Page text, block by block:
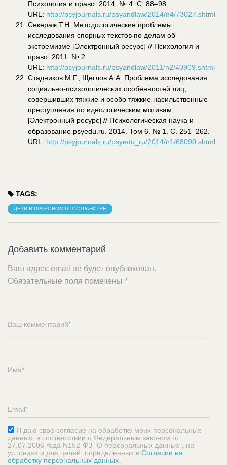
Психология и право. 2014. № 4. С. 88–98.
URL: http://psyjournals.ru/psyandlaw/2014/n4/73027.shtml
Секераж Т.Н. Методологические проблемы
исследования спорных текстов по делам об
экстремизме [Электронный ресурс] // Психология и
право. 2011. № 2.
URL: http://psyjournals.ru/psyandlaw/2011/n2/40909.shtml
Стадников М.Г., Щеглов А.А. Проблема исследования
социально-психологических особенностей лиц,
совершивших тяжкие и особо тяжкие насильственные
преступления по идеологическим мотивам
[Электронный ресурс] // Психологическая наука и
образование psyedu.ru. 2014. Том 6. № 1. С. 251–262.
URL: http://psyjournals.ru/psyedu_ru/2014/n1/68090.shtml
TAGS:
ДЕТИ В ПРАВОВОМ ПРОСТРАНСТВЕ
Добавить комментарий
Ваш адрес email не будет опубликован.
Обязательные поля помечены *
Я даю свое согласие на обработку моих персональных
данных, в соответствии с Федеральным законом от
27.07.2006 года N152-ФЗ "О персональных данных", на
условиях и для целей, определенных в Согласии на
обработку персональных данных